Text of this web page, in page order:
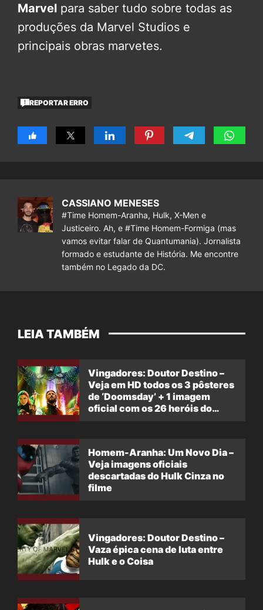
Marvel para saber tudo sobre todas as
produções da Marvel Studios e
principais obras marvetes.
REPORTAR ERRO
CASSIANO MENESES
#Time Homem-Aranha, Hulk, X-Men e
Justiceiro. Ah, e #Time Homem-Formiga (mas
vamos evitar falar de Quantumania). Jornalista
formado e estudante de História. Me encontre
também no Legado da DC.
LEIA TAMBÉM
Vingadores: Doutor Destino –
Veja em HD todos os 3 pôsteres
de ‘Doomsday’ + 1 imagem
oficial com os 26 heróis do
Homem-Aranha: Um Novo Dia –
Veja imagens oficiais
descartadas do Hulk Cinza no
filme
Vingadores: Doutor Destino –
Vaza épica cena de luta entre
Hulk e o Coisa